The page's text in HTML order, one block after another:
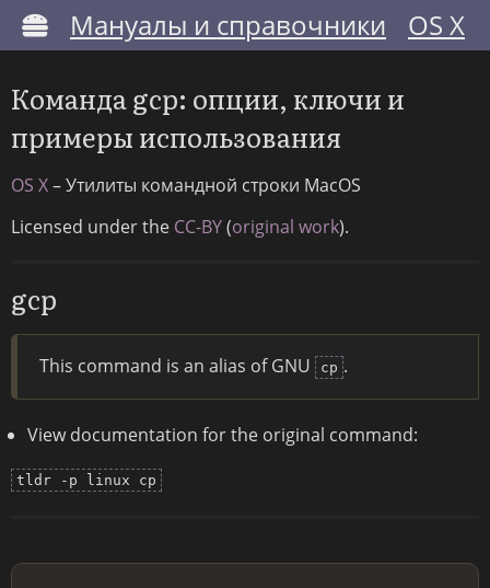
Мануалы и справочники OS X
Команда gcp: опции, ключи и
примеры использования
OS X– Утилиты командной строки MacOS
Licensed under the CC-BY(original work).
gcp
This command is an alias of GNU cp .
View documentation for the original command:
tldr -p linux cp